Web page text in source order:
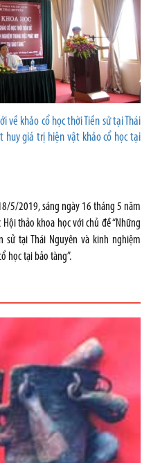
về khảo cổ học thời Tiền sử tại Thái
huy giá trị hiện vật khảo cổ học tại
5/2019, sáng ngày 16 tháng 5 năm
thảo khoa học với chủ đề “Những
tại Thái Nguyên và kinh nghiệm
học tại bảo tàng”.